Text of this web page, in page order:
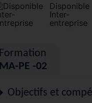
Disponible
Inter-
entreprise
Formation
MA-PE -02
Objectifs et